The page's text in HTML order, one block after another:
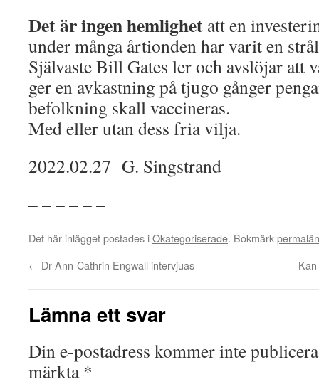
Det är ingen hemlighet att en
under många årtionden har varit en
Självaste Bill Gates ler och avslöjar att
ger en avkastning på tjugo gånger
befolkning skall vaccineras.
Med eller utan dess fria vilja.
2022.02.27 G. Singstrand
– – – – – –
Det här inlägget postades iOkategoriserade. Bokmärk
← Dr Ann-Cathrin Engwall intervjuas
Lämna ett svar
Din e-postadress kommer inte
märkta *